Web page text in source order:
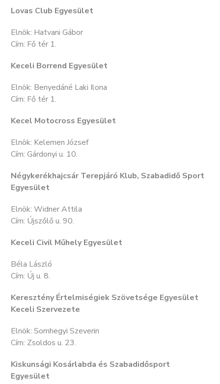
Lovas Club Egyesület
Elnök: Hatvani Gábor
Cím: Fő tér 1.
Keceli Borrend Egyesület
Elnök: Benyedáné Laki Ilona
Cím: Fő tér 1.
Kecel Motocross Egyesület
Elnök: Kelemen József
Cím: Gárdonyi u. 10.
Négykerékhajcsár Terepjáró Klub, Szabadidő Sport
Egyesület
Elnök: Widner Attila
Cím: Újszőlő u. 90.
Keceli Civil Műhely Egyesület
Béla László
Cím: Új u. 8.
Keresztény Értelmiségiek Szövetsége Egyesület
Keceli Szervezete
Elnök: Somhegyi Szeverin
Cím: Zsoldos u. 23.
Kiskunsági Kosárlabda és Szabadidősport
Egyesület